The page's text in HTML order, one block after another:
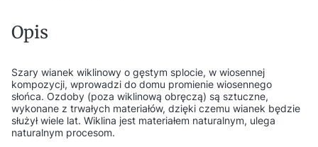
Opis
Szary wianek wiklinowy o gęstym splocie, w wiosennej
kompozycji, wprowadzi do domu promienie wiosennego
słońca. Ozdoby (poza wiklinową obręczą) są sztuczne,
wykonane z trwałych materiałów, dzięki czemu wianek będzie
służył wiele lat. Wiklina jest materiałem naturalnym, ulega
naturalnym procesom.